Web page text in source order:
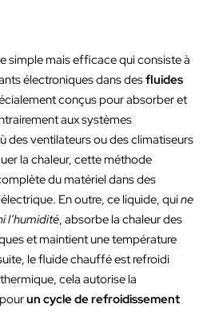
simple mais efficace qui consiste à
électroniques dans desfluides
conçus pour absorber et
aux systèmes
des ventilateurs ou des climatiseurs
la chaleur, cette méthode
du matériel dans des
En outre, ce liquide, quine
l’humidité, absorbe la chaleur des
et maintient une température
le fluide chauffé est refroidi
cela autorise la
un cycle de refroidissement